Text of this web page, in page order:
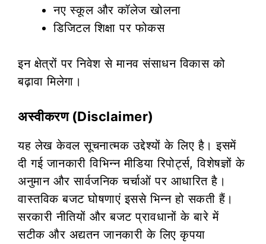
नए स्कूल और कॉलेज खोलना
डिजिटल शिक्षा पर फोकस
इन क्षेत्रों पर निवेश से मानव संसाधन विकास को
बढ़ावा मिलेगा।
अस्वीकरण (Disclaimer)
यह लेख केवल सूचनात्मक उद्देश्यों के लिए है। इसमें
दी गई जानकारी विभिन्न मीडिया रिपोर्ट्स, विशेषज्ञों के
अनुमान और सार्वजनिक चर्चाओं पर आधारित है।
वास्तविक बजट घोषणाएं इससे भिन्न हो सकती हैं।
सरकारी नीतियों और बजट प्रावधानों के बारे में
सटीक और अद्यतन जानकारी के लिए कृपया